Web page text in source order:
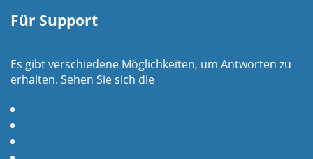
Für Support
Es gibt verschiedene Möglichkeiten, um Antworten zu
erhalten. Sehen Sie sich die